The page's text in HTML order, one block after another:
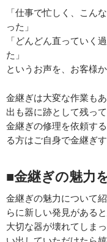
「仕事で忙しく、こん
った」
「どんどん直っていく
た」
というお声を、お客様
金継ぎは大変な作業も
出も器に跡として残って
金継ぎの修理を依頼す
る方はご自身で金継ぎ
■金継ぎの魅力
金継ぎの魅力について
らに新しい発見があると
大切な器が壊れてしま